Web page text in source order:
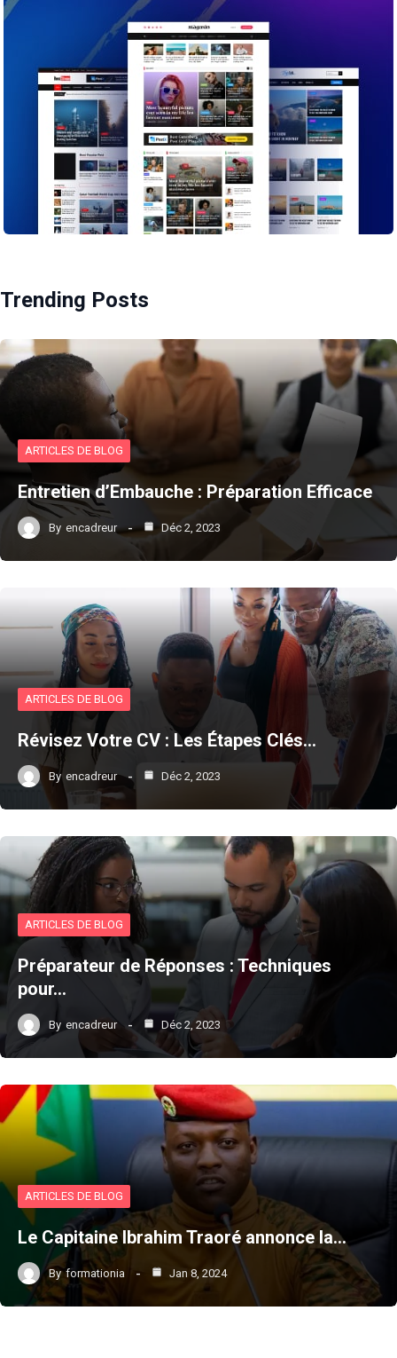
Trending Posts
ARTICLES DE BLOG
Entretien d’Embauche : Préparation Efficace
By encadreur Déc 2, 2023
ARTICLES DE BLOG
Révisez Votre CV : Les Étapes Clés…
By encadreur Déc 2, 2023
ARTICLES DE BLOG
Préparateur de Réponses : Techniques
pour…
By encadreur Déc 2, 2023
ARTICLES DE BLOG
Le Capitaine Ibrahim Traoré annonce la…
By formationia Jan 8, 2024